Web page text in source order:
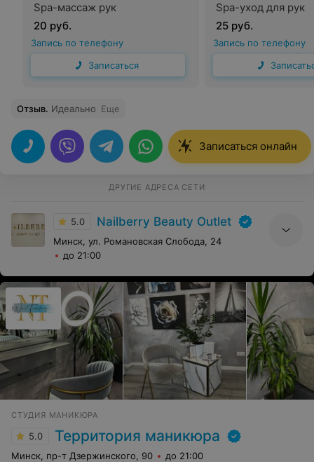
Spa-массаж рук
20 руб.
Запись по телефону
Записаться
Spa-уход для рук
25 руб.
Запись по телефону
Отзыв. Идеально Еще
Записаться онлайн
ДРУГИЕ АДРЕСА СЕТИ
5.0 Nailberry Beauty Outlet
Минск, ул. Романовская Слобода, 24
до 21:00
СТУДИЯ МАНИКЮРА
5.0 Территория маникюра
Минск, пр-т Дзержинского, 90 до 21:00